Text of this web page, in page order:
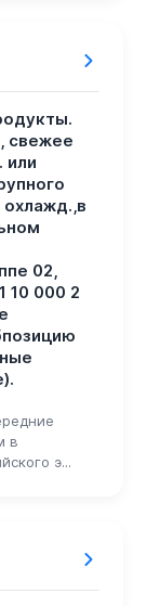
свежее
или
охлажд.,в
02,
10 000 2
в
э...